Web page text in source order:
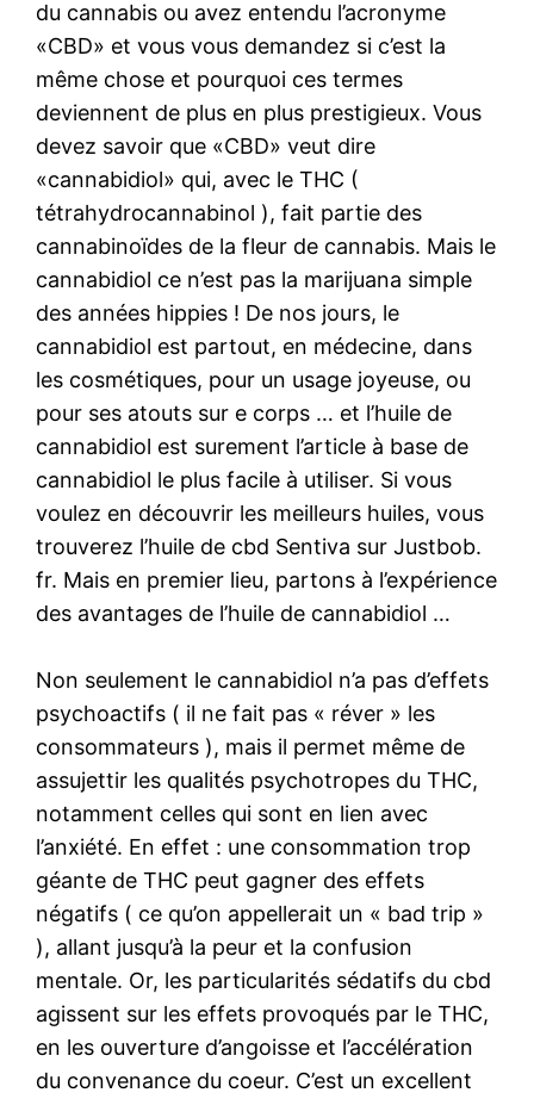
du cannabis ou avez entendu l’acronyme
«CBD» et vous vous demandez si c’est la
même chose et pourquoi ces termes
deviennent de plus en plus prestigieux. Vous
devez savoir que «CBD» veut dire
«cannabidiol» qui, avec le THC (
tétrahydrocannabinol ), fait partie des
cannabinoïdes de la fleur de cannabis. Mais le
cannabidiol ce n’est pas la marijuana simple
des années hippies ! De nos jours, le
cannabidiol est partout, en médecine, dans
les cosmétiques, pour un usage joyeuse, ou
pour ses atouts sur e corps … et l’huile de
cannabidiol est surement l’article à base de
cannabidiol le plus facile à utiliser. Si vous
voulez en découvrir les meilleurs huiles, vous
trouverez l’huile de cbd Sentiva sur Justbob.
fr. Mais en premier lieu, partons à l’expérience
des avantages de l’huile de cannabidiol …
Non seulement le cannabidiol n’a pas d’effets
psychoactifs ( il ne fait pas « réver » les
consommateurs ), mais il permet même de
assujettir les qualités psychotropes du THC,
notamment celles qui sont en lien avec
l’anxiété. En effet : une consommation trop
géante de THC peut gagner des effets
négatifs ( ce qu’on appellerait un « bad trip »
), allant jusqu’à la peur et la confusion
mentale. Or, les particularités sédatifs du cbd
agissent sur les effets provoqués par le THC,
en les ouverture d’angoisse et l’accélération
du convenance du coeur. C’est un excellent